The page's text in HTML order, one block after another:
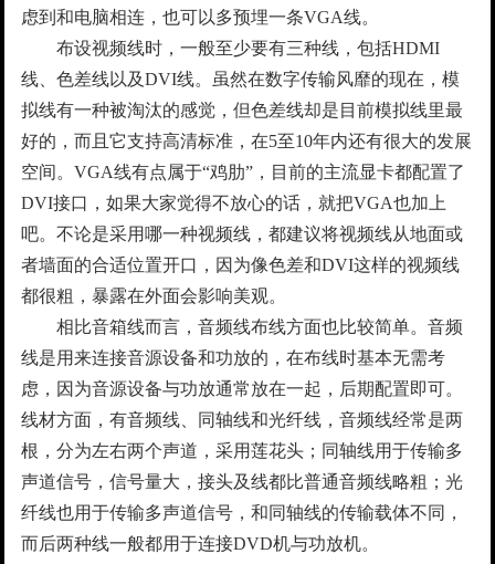
虑到和电脑相连，也可以多预埋一条VGA线。
布设视频线时，一般至少要有三种线，包括HDMI
线、色差线以及DVI线。虽然在数字传输风靡的现在，模
拟线有一种被淘汰的感觉，但色差线却是目前模拟线里最
好的，而且它支持高清标准，在5至10年内还有很大的发展
空间。VGA线有点属于“鸡肋”，目前的主流显卡都配置了
DVI接口，如果大家觉得不放心的话，就把VGA也加上
吧。不论是采用哪一种视频线，都建议将视频线从地面或
者墙面的合适位置开口，因为像色差和DVI这样的视频线
都很粗，暴露在外面会影响美观。
相比音箱线而言，音频线布线方面也比较简单。音频
线是用来连接音源设备和功放的，在布线时基本无需考
虑，因为音源设备与功放通常放在一起，后期配置即可。
线材方面，有音频线、同轴线和光纤线，音频线经常是两
根，分为左右两个声道，采用莲花头；同轴线用于传输多
声道信号，信号量大，接头及线都比普通音频线略粗；光
纤线也用于传输多声道信号，和同轴线的传输载体不同，
而后两种线一般都用于连接DVD机与功放机。